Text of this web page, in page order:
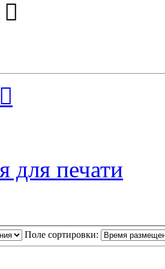
для печати
Поле сортировки: